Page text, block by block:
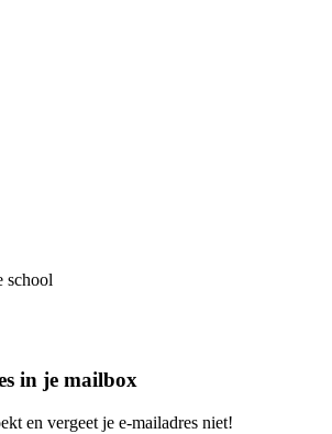
school
in je mailbox
en vergeet je e-mailadres niet!